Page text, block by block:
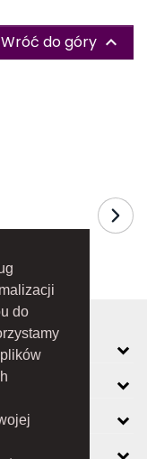
do
Wróć do góry 